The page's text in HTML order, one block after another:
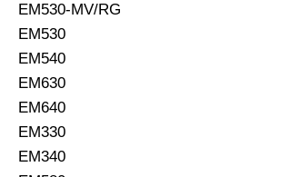
EM530-MV/RG
EM530
EM540
EM630
EM640
EM330
EM340